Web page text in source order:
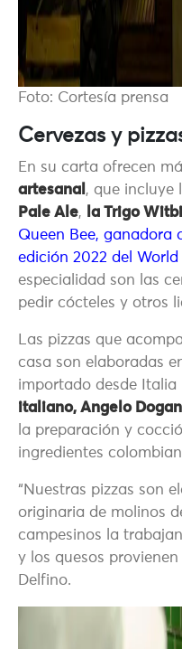
Foto: Cortesía prensa
Cervezas y
En su carta ofrecen
artesanal , que incluye
Pale Ale, la Trigo
Queen Bee, ganadora
edición 2022 del World
especialidad son las
pedir cócteles y otros
Las pizzas que
casa son elaboradas
importado desde Italia
italiano, Angelo
la preparación y
ingredientes
“Nuestras pizzas son
originaria de molinos
campesinos la
y los quesos provienen
Delfino.